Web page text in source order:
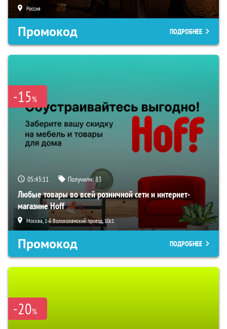
Россия
Промокод ПОДРОБНЕЕ
-15%
05:43:10 Получили:83
Любые товары во всей розничной сети и интернет-
магазине Hoff
Москва, 1-й Волоколамский проезд, 10с1
Промокод ПОДРОБНЕЕ
-20%